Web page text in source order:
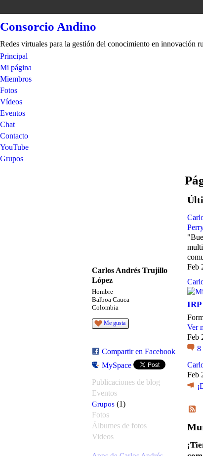
Consorcio Andino
Redes virtuales para la gestión del conocimiento en innovación
Principal
Mi página
Miembros
Fotos
Vídeos
Eventos
Chat
Contacto
YouTube
Grupos
Carlos Andrés Trujillo
López
Hombre
Balboa Cauca
Colombia
Me gusta
Compartir en Facebook
MySpace
Publicaciones de blog
Eventos
Grupos (1)
Fotos
Álbumes de fotos
Videos
Feb
IRP
Ver
Feb
8
Feb